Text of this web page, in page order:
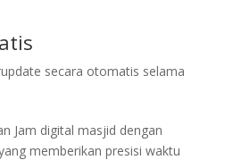
secara otomatis selama
Jam digital masjid dengan
memberikan presisi waktu